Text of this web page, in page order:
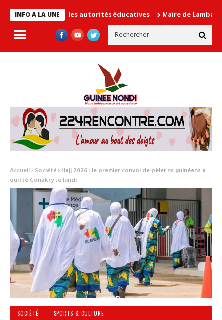
INFO A LA UNE
cause les autorités éducatives Maire de Lambanyi : Baba
Accueil Société Hajj 2026 : le premier convoi de pèlerins guinéens a
quitté Conakry ce lundi
SOCIÉTÉ SPORTS & CULTURE